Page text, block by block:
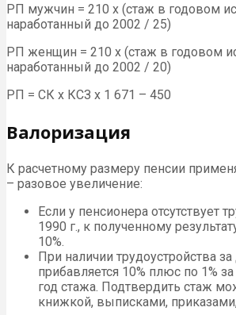
РП мужчин = 210 х (стаж в годовом
наработанный до 2002 / 25)
РП женщин = 210 х (стаж в годовом
наработанный до 2002 / 20)
РП = СК х КСЗ х 1 671 – 450
Валоризация
К расчетному размеру пенсии
– разовое увеличение:
Если у пенсионера отсутствует
1990 г., к полученному
10%.
При наличии трудоустройства
прибавляется 10% плюс по 1%
год стажа. Подтвердить стаж
книжкой, выписками,